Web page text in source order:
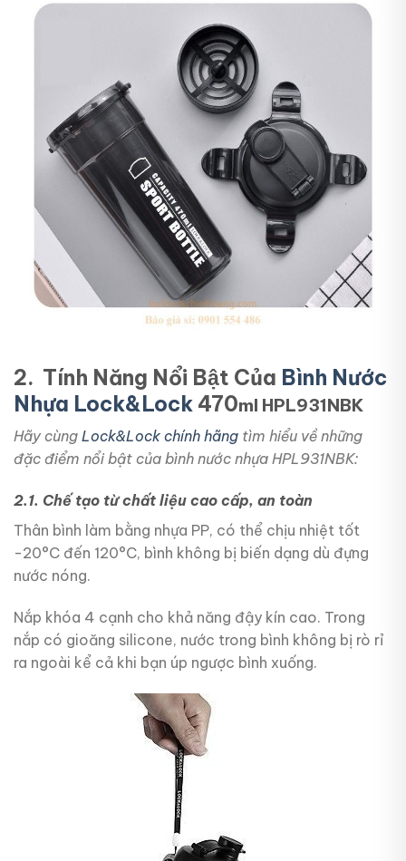
2. Tính Năng Nổi Bật Của Bình Nước
Nhựa Lock&Lock 470ml HPL931NBK
Hãy cùng Lock&Lock chính hãng tìm hiểu về những
đặc điểm nổi bật của bình nước nhựa HPL931NBK:
2.1. Chế tạo từ chất liệu cao cấp, an toàn
Thân bình làm bằng nhựa PP, có thể chịu nhiệt tốt
-20°C đến 120°C, bình không bị biến dạng dù đựng
nước nóng.
Nắp khóa 4 cạnh cho khả năng đậy kín cao. Trong
nắp có gioăng silicone, nước trong bình không bị rò rỉ
ra ngoài kể cả khi bạn úp ngược bình xuống.